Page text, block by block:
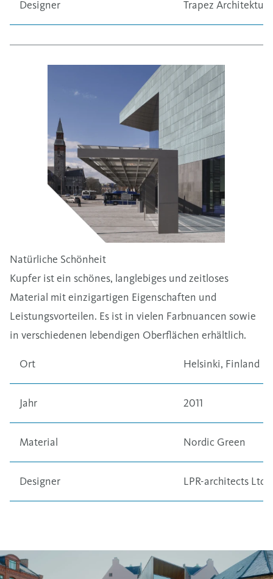
Designer Trapez Architektur
Natürliche Schönheit
Kupfer ist ein schönes, langlebiges und zeitloses
Material mit einzigartigen Eigenschaften und
Leistungsvorteilen. Es ist in vielen Farbnuancen sowie
in verschiedenen lebendigen Oberflächen erhältlich.
Ort Helsinki, Finland
Jahr 2011
Material Nordic Green
Designer LPR-architects Ltd